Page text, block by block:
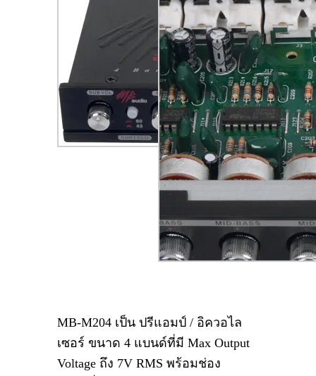
MB-M204เป็น ปรีแอมป์ / อิควอไล
เซอร์ ขนาด 4 แบนด์ที่มี Max Output
Voltage ถึง 7V RMS พร้อมช่อง